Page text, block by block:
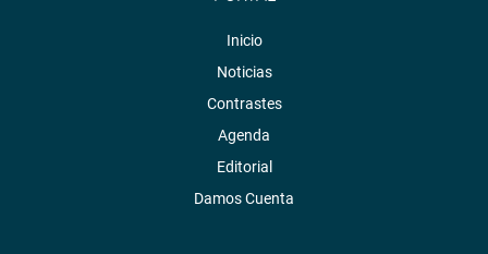
Inicio
Noticias
Contrastes
Agenda
Editorial
Damos Cuenta